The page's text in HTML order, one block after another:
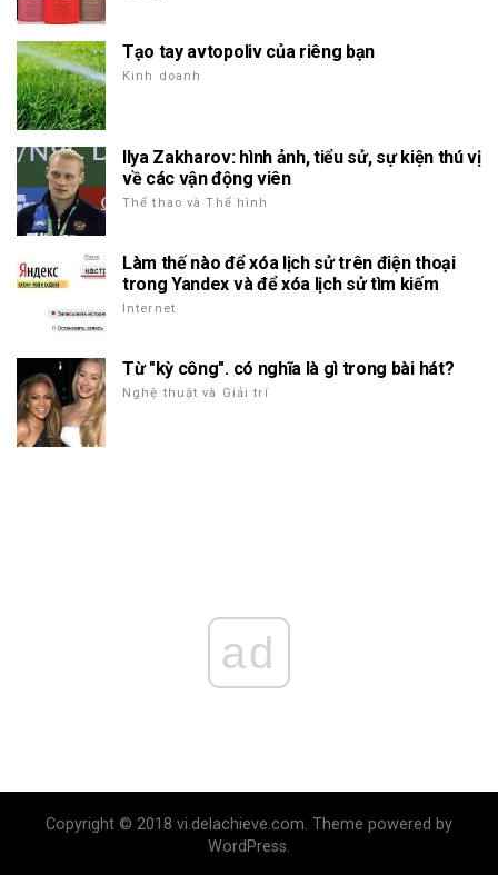
Tạo tay avtopoliv của riêng bạn
Kinh doanh
Ilya Zakharov: hình ảnh, tiểu sử, sự kiện thú vị
về các vận động viên
Thể thao và Thể hình
Làm thế nào để xóa lịch sử trên điện thoại
trong Yandex và để xóa lịch sử tìm kiếm
Internet
Từ "kỳ công". có nghĩa là gì trong bài hát?
Nghệ thuật và Giải trí
ad
Copyright © 2018 vi.delachieve.com. Theme powered by
WordPress.